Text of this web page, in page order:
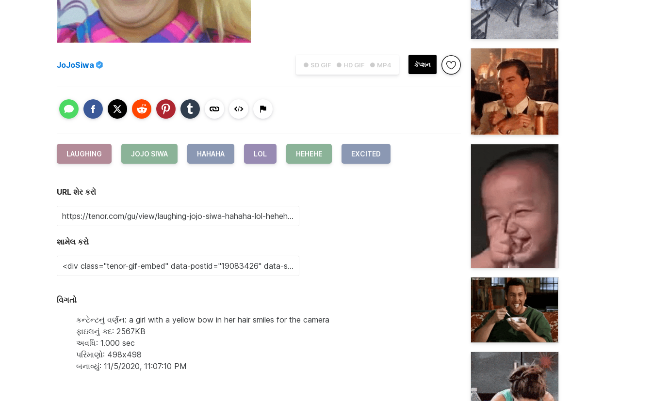
● SD GIF ● HD GIF ● MP4 કૅપ્શન
JoJoSiwa
LAUGHING JOJO SIWA HAHAHA LOL HEHEHE EXCITED
URL શેર કરો
શામેલ કરો
વિગતો
કન્ટેન્ટનું વર્ણન: a girl with a yellow bow in her hair smiles for the camera
ફાઇલનું કદ: 2567KB
અવધિ: 1.000 sec
પરિમાણો: 498x498
બનાવ્યું: 11/5/2020, 11:07:10 PM